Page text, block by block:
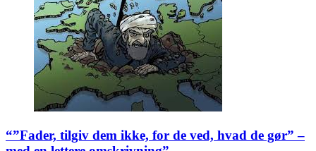
“”Fader, tilgiv dem ikke, for de ved, hvad de gør” –